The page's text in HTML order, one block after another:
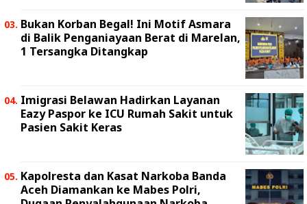
Bukan Korban Begal! Ini Motif Asmara
di Balik Penganiayaan Berat di Marelan,
1 Tersangka Ditangkap
Imigrasi Belawan Hadirkan Layanan
Eazy Paspor ke ICU Rumah Sakit untuk
Pasien Sakit Keras
Kapolresta dan Kasat Narkoba Banda
Aceh Diamankan ke Mabes Polri,